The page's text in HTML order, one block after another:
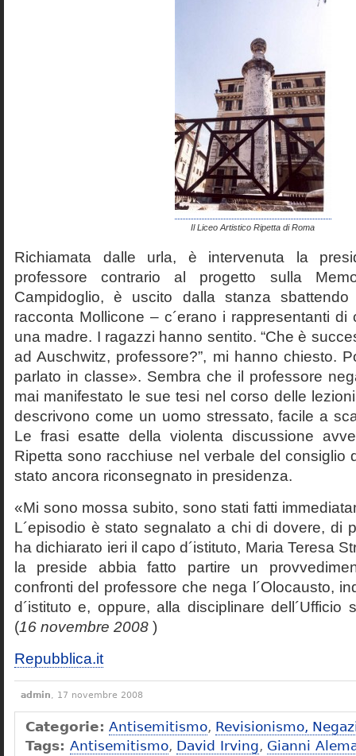
Il Liceo Artistico Ripetta di Roma
Richiamata dalle urla, è intervenuta la
professore contrario al progetto sulla
Campidoglio, è uscito dalla stanza
racconta Mollicone – c´erano i rappresentanti
una madre. I ragazzi hanno sentito. “Che è
ad Auschwitz, professore?”, mi hanno chiesto.
parlato in classe». Sembra che il professore
mai manifestato le sue tesi nel corso delle
descrivono come un uomo stressato, facile a
Le frasi esatte della violenta discussione
Ripetta sono racchiuse nel verbale del consiglio
stato ancora riconsegnato in presidenza.
«Mi sono mossa subito, sono stati fatti
L´episodio è stato segnalato a chi di dovere, di
ha dichiarato ieri il capo d´istituto, Maria Teresa
la preside abbia fatto partire un
confronti del professore che nega l´Olocausto,
d´istituto e, oppure, alla disciplinare dell´Ufficio
(16 novembre 2008 )
Repubblica.it
admin, 17 novembre 2008
Categorie: Antisemitismo, Revisionismo,
Tags: Antisemitismo, David Irving, Gianni